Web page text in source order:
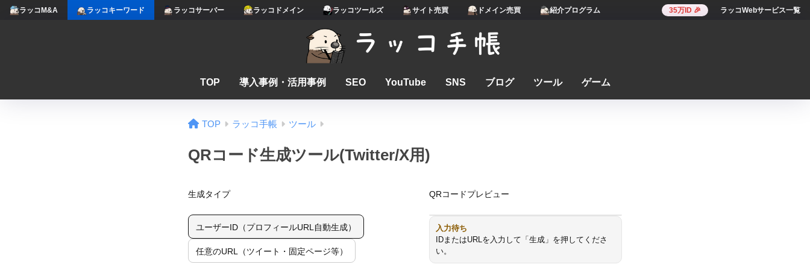
ラッコM&A ラッコキーワード ラッコサーバー ラッコドメイン ラッコツールズ サイト売買 ドメイン売買 紹介プログラム 35万ID 🎉 ラッコWebサービス一覧
TOP 導入事例・活用事例 SEO YouTube SNS ブログ ツール ゲーム
TOP ラッコ手帳 ツール
QRコード生成ツール(Twitter/X用)
生成タイプ
ユーザーID（プロフィールURL自動生成）
任意のURL（ツイート・固定ページ等）
QRコードプレビュー
入力待ち
IDまたはURLを入力して「生成」を押してくださ
い。